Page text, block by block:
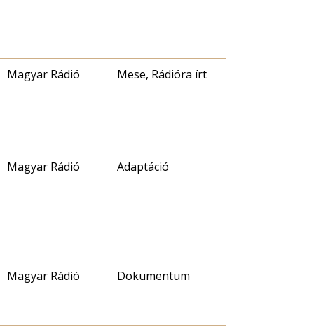
Magyar Rádió Mese, Rádióra írt
Magyar Rádió Adaptáció
Magyar Rádió Dokumentum